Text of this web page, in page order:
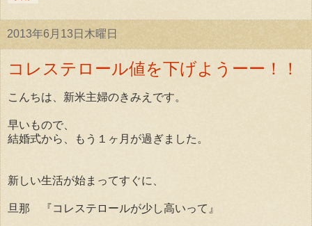
2013年6月13日木曜日
コレステロール値を下げようーー！！
こんちは、新米主婦のきみえです。
早いもので、
結婚式から、もう１ヶ月が過ぎました。
新しい生活が始まってすぐに、
旦那 『コレステロールが少し高いって』